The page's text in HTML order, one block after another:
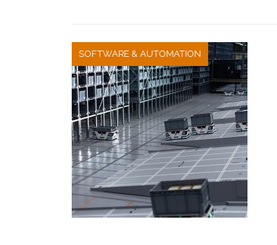
SOFTWARE & AUTOMATION